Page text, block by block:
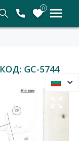
0
КОД: GC-5744